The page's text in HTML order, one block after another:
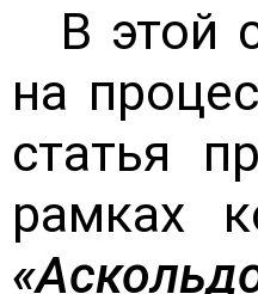
В этой
на
статья
рамках